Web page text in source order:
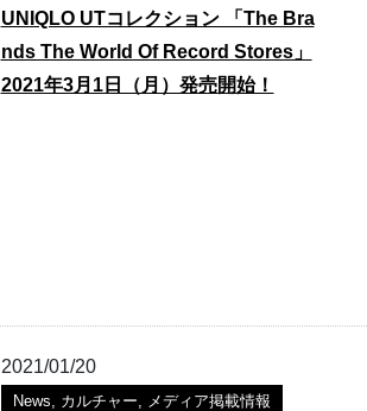
UNIQLO UTコレクション 「The Bra
nds The World Of Record Stores」
2021年3月1日（月）発売開始！
2021/01/20
News, カルチャー, メディア掲載情報